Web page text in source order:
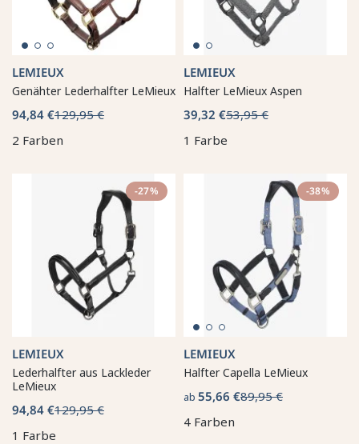
LEMIEUX
Genähter Lederhalfter LeMieux
94,84 €129,95 €
2 Farben
LEMIEUX
Halfter LeMieux Aspen
39,32 €53,95 €
1 Farbe
-27%
LEMIEUX
Lederhalfter aus Lackleder
LeMieux
94,84 €129,95 €
1 Farbe
-38%
LEMIEUX
Halfter Capella LeMieux
ab 55,66 €89,95 €
4 Farben